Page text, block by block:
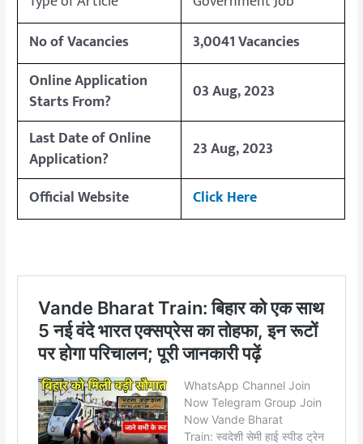
No of Vacancies
3,0041 Vacancies
Online Application
Starts From?
03 Aug, 2023
Last Date of Online
Application?
23 Aug, 2023
Official Website
Click Here